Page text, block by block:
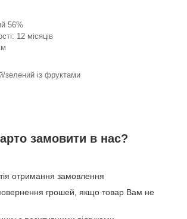
56%
12 місяців
зелений із фруктами
замовити в нас?
отримання замовлення
грошей, якщо товар Вам не